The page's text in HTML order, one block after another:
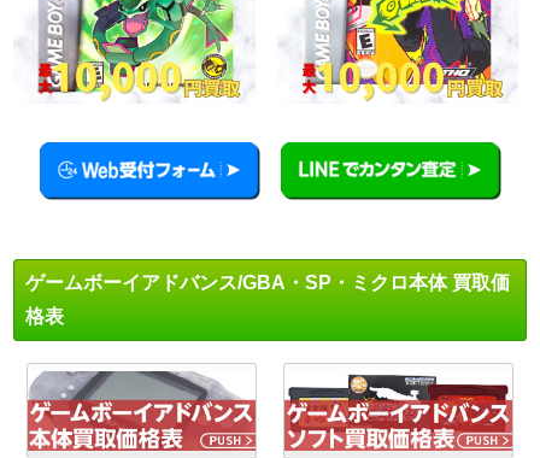
ゲームボーイアドバンス/GBA・SP・ミクロ本体 買取価
格表